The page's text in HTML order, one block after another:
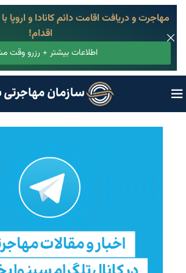
سازمان مهاجرتی
مهاجرت و دریافت اقامت دائم کانادا و اروپا
اقدام!
اطلاعات بیشتر + رزرو وقت